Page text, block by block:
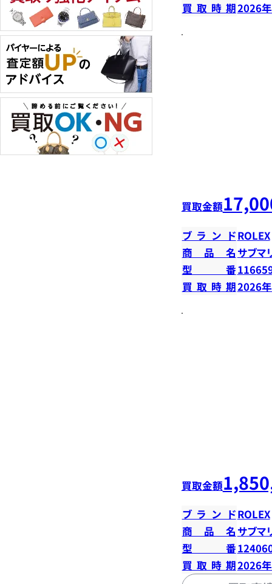
買取時期2026
買取金額
ブランドROLEX
商品名 サブマ
型番
買取時期2026
買取金額
ブランドROLEX
商品名 サブマ
型番
買取時期2026